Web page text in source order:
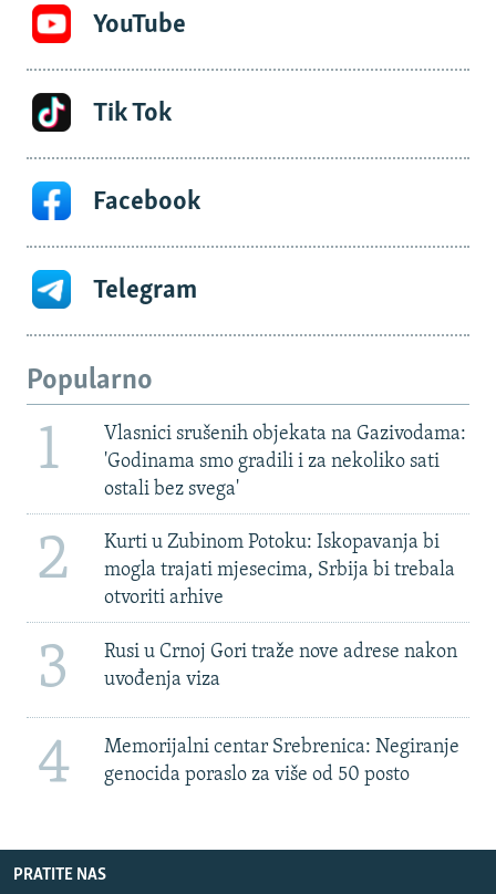
YouTube
Tik Tok
Facebook
Telegram
Popularno
1
Vlasnici srušenih objekata na Gazivodama:
'Godinama smo gradili i za nekoliko sati
ostali bez svega'
2
Kurti u Zubinom Potoku: Iskopavanja bi
mogla trajati mjesecima, Srbija bi trebala
otvoriti arhive
3
Rusi u Crnoj Gori traže nove adrese nakon
uvođenja viza
4
Memorijalni centar Srebrenica: Negiranje
genocida poraslo za više od 50 posto
PRATITE NAS